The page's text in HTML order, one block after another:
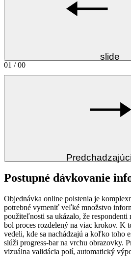
slide
01 / 00
Postupné dávkovanie
Objednávka online poistenia je
potrebné vymeniť veľké množstvo
použiteľnosti sa ukázalo, že
bol proces rozdelený na viac krokov. K
vedeli, kde sa nachádzajú a koľko toho
slúži progress-bar na vrchu obrazovky.
vizuálna validácia polí, automatický